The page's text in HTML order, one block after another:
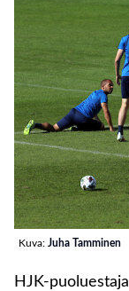
Kuva: Juha Tamminen
HJK-puoluestaja